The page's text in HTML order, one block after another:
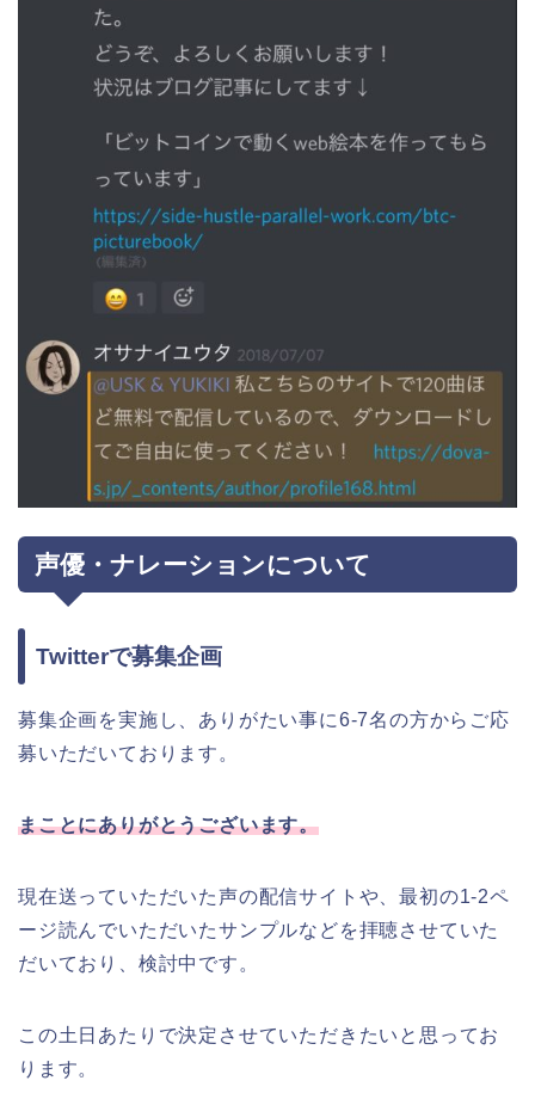
声優・ナレーションについて
Twitterで募集企画
募集企画を実施し、ありがたい事に6-7名の方からご応
募いただいております。
まことにありがとうございます。
現在送っていただいた声の配信サイトや、最初の1-2ペ
ージ読んでいただいたサンプルなどを拝聴させていた
だいており、検討中です。
この土日あたりで決定させていただきたいと思ってお
ります。